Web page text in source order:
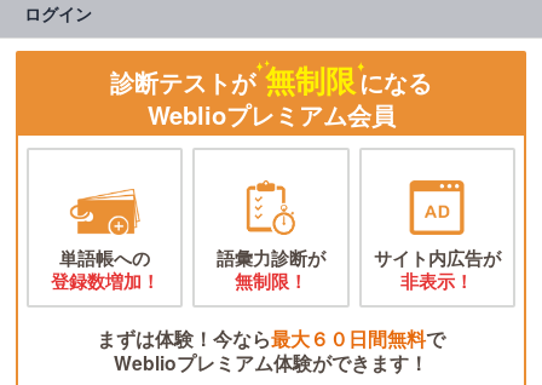
ログイン
診断テストが 無制限になる
Weblioプレミアム会員
単語帳への
登録数増加！
語彙力診断が
無制限！
サイト内広告が
非表示！
まずは体験！今なら最大６０日間無料で
Weblioプレミアム体験ができます！